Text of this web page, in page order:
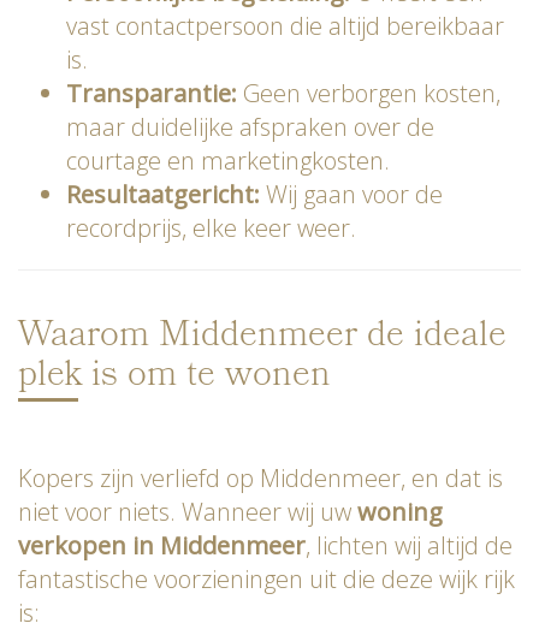
vast contactpersoon die altijd bereikbaar
is.
Transparantie: Geen verborgen kosten,
maar duidelijke afspraken over de
courtage en marketingkosten.
Resultaatgericht: Wij gaan voor de
recordprijs, elke keer weer.
Waarom Middenmeer de ideale
plek is om te wonen
Kopers zijn verliefd op Middenmeer, en dat is
niet voor niets. Wanneer wij uwwoning
verkopen in Middenmeer, lichten wij altijd de
fantastische voorzieningen uit die deze wijk rijk
is: